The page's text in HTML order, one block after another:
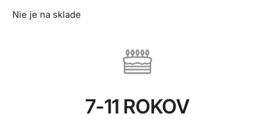
Nie je na sklade
7-11 ROKOV